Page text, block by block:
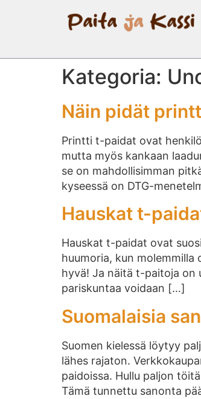
Kategoria:
Näin pidät
Printti t-paidat ovat
mutta myös kankaan
se on mahdollisimman
kyseessä on DTG-
Hauskat t-
Hauskat t-paidat ovat
huumoria, kun molemmilla
hyvä! Ja näitä t-paitoja on
pariskuntaa voidaan […]
Suomalaisia
Suomen kielessä löytyy
lähes rajaton.
paidoissa. Hullu paljon
Tämä tunnettu sanonta